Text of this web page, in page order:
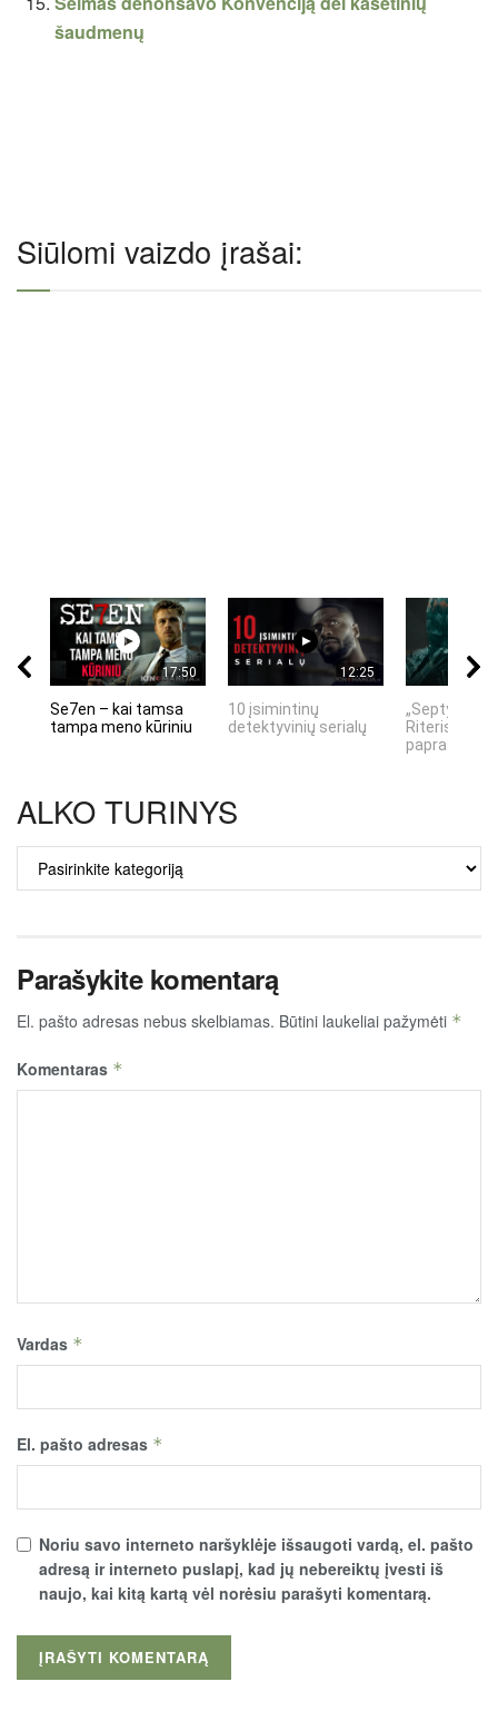
šaudmenų
Siūlomi vaizdo įrašai:
17:50
Se7en – kai tamsa
tampa meno kūriniu
12:25
10 įsimintinų
detektyvinių serialų
„Septynių
Riteris" – kai
ALKO TURINYS
ALKO
TURINYS
Parašykite komentarą
El. pašto adresas nebus skelbiamas. Būtini laukeliai pažymėti *
Komentaras *
Vardas *
El. pašto adresas *
Noriu savo interneto naršyklėje išsaugoti vardą, el. pašto
adresą ir interneto puslapį, kad jų nebereiktų įvesti iš
naujo, kai kitą kartą vėl norėsiu parašyti komentarą.